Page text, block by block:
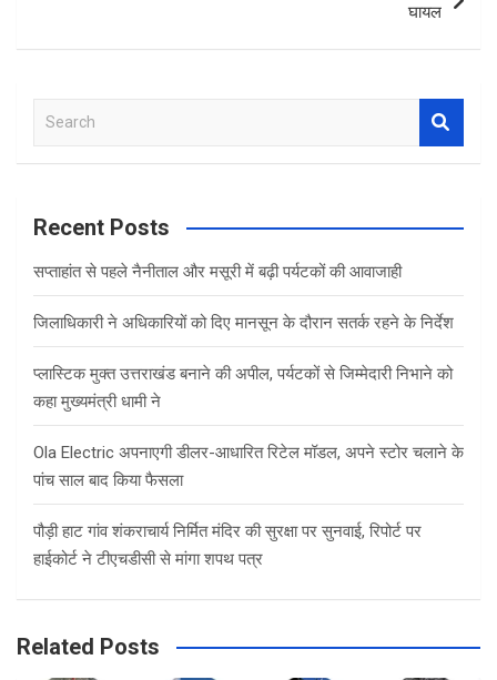
घायल
a
c
Recent Posts
सप्ताहांत से पहले नैनीताल और मसूरी में बढ़ी पर्यटकों की आवाजाही
जिलाधिकारी ने अधिकारियों को दिए मानसून के दौरान सतर्क रहने के निर्देश
प्लास्टिक मुक्त उत्तराखंड बनाने की अपील, पर्यटकों से जिम्मेदारी निभाने को
कहा मुख्यमंत्री धामी ने
Ola Electric अपनाएगी डीलर-आधारित रिटेल मॉडल, अपने स्टोर चलाने के
पांच साल बाद किया फैसला
पौड़ी हाट गांव शंकराचार्य निर्मित मंदिर की सुरक्षा पर सुनवाई, रिपोर्ट पर
हाईकोर्ट ने टीएचडीसी से मांगा शपथ पत्र
Related Posts